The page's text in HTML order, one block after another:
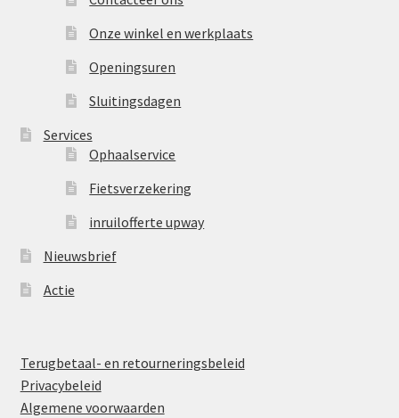
Onze winkel en werkplaats
Openingsuren
Sluitingsdagen
Services
Ophaalservice
Fietsverzekering
inruilofferte upway
Nieuwsbrief
Actie
Terugbetaal- en retourneringsbeleid
Privacybeleid
Algemene voorwaarden